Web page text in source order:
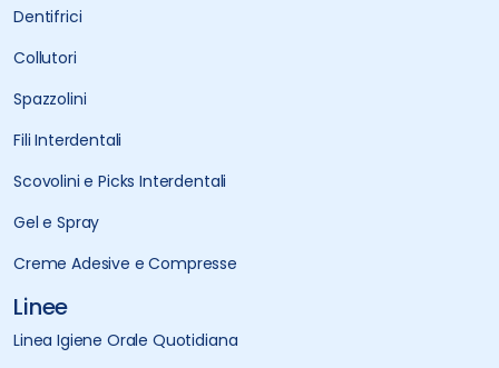
Dentifrici
Collutori
Spazzolini
Fili Interdentali
Scovolini e Picks Interdentali
Gel e Spray
Creme Adesive e Compresse
Linee
Linea Igiene Orale Quotidiana